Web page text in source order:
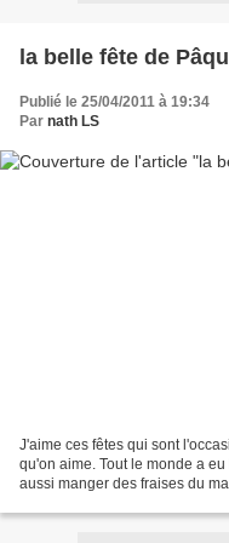
la belle fête de
Publié le 25/04/2011 à 19:34
Par nath LS
J'aime ces fêtes qui sont
qu'on aime. Tout le monde a
aussi manger des fraises du